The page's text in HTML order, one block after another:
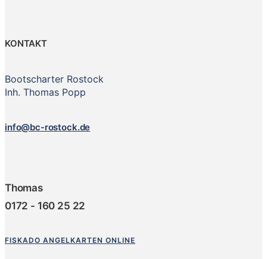
KONTAKT
Bootscharter Rostock
Inh. Thomas Popp
info@bc-rostock.de
Thomas
0172 - 160 25 22
FISKADO ANGELKARTEN ONLINE